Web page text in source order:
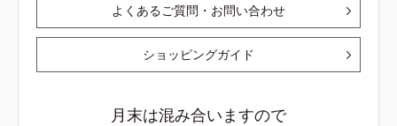
よくあるご質問・お問い合わせ
ショッピングガイド
月末は混み合いますので